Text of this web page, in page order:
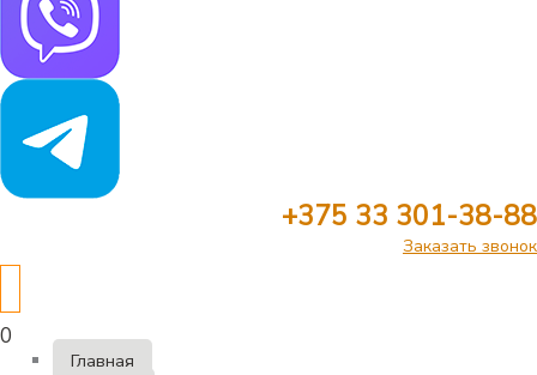
+375 33 301-38-88
Заказать звонок
0
Главная